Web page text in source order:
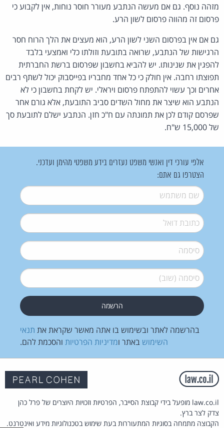
מזהה נוסף. גם אם מעשה הנתבע מעורר חוסר נוחות, אין לקבוע כי
פרסום זה מהווה פרסום לשון הרע.
גם אם אין בפרסום השני לשון הרע, הוא מעצים את הלך הרוח חסר
הרגישות של הנתבע, שרואה בתובעת וזולתו כלי ואמצעי בלבד
להפגין את שנינותו. יש להביא בחשבון שפרסום ברשת החברתית
תפוצתו רחבה. אין חולק כי כל אחד מחבריו בפייסבוק יכול לשתף רבים
אחרים וכך עשוי להתפתח פרסום ויראלי. יש לקחת בחשבון כי לא
הנתבע הוא שיצר את מחול השדים סביב התובעת, אלא גורם אחר
שפרסם קודם לכן את תמונתה עם ח"כ חזן. הנתבע ישלם לתובעת סך
של 15,000 ש"ח.
אלפי עורכי דין ואנשי משפט נעזרים בידע משפטי מהימן ועדכני.
הצטרפו גם אתם:
שם משתמש*
דואל*
סיסמה*
סיסמה (שוב)*
בהרשמה לאתר ובשימוש בו אתה מאשר שקראת את תנאי
השימוש באתר ומדיניות הפרטיות והסכמת להם.
law.co.il מופעל בידי קבוצת הסייבר, הפרטיות וזכויות היוצרים של פרל כהן
צדק לצר ברץ.
הקבוצה מתמחה בסוגיות המתעוררות בעת שימוש בטכנולוגיות מידע ואינטרנט.